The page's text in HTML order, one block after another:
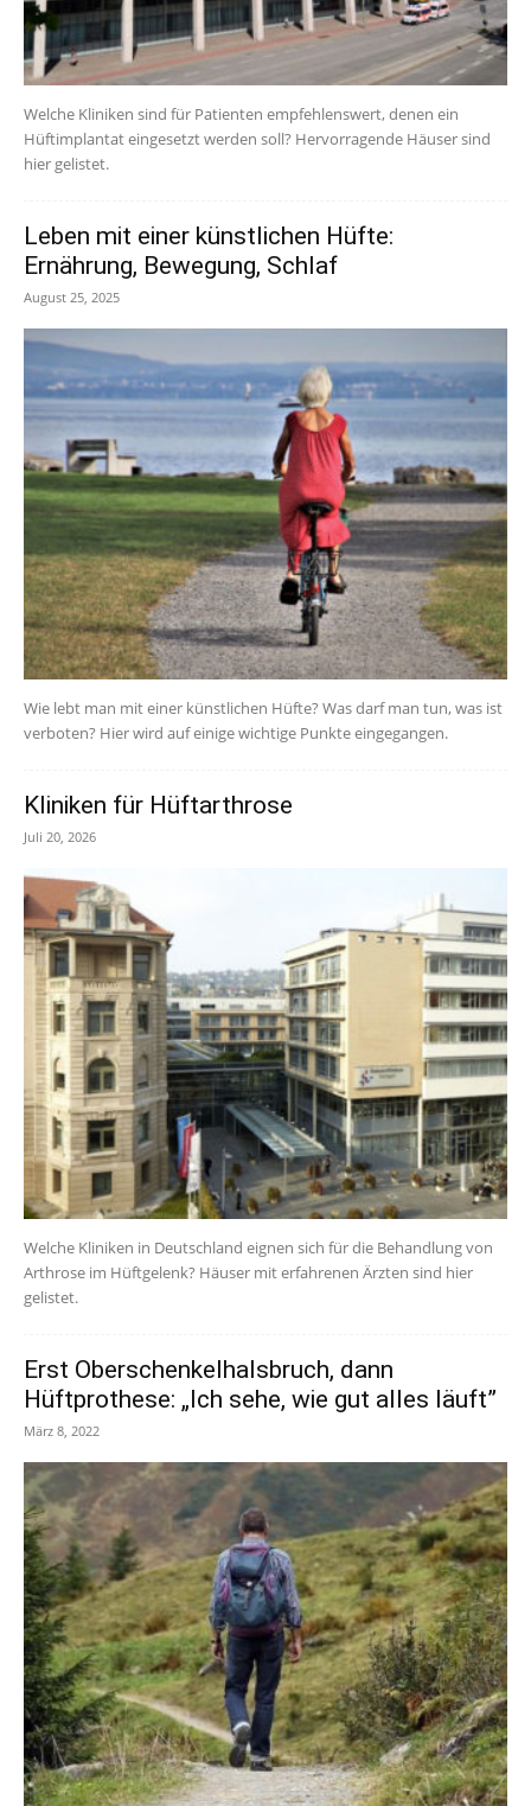
Welche Kliniken sind für Patienten empfehlenswert, denen ein
Hüftimplantat eingesetzt werden soll? Hervorragende Häuser sind
hier gelistet.
Leben mit einer künstlichen Hüfte:
Ernährung, Bewegung, Schlaf
August 25, 2025
Wie lebt man mit einer künstlichen Hüfte? Was darf man tun, was ist
verboten? Hier wird auf einige wichtige Punkte eingegangen.
Kliniken für Hüftarthrose
Juli 20, 2026
Welche Kliniken in Deutschland eignen sich für die Behandlung von
Arthrose im Hüftgelenk? Häuser mit erfahrenen Ärzten sind hier
gelistet.
Erst Oberschenkelhalsbruch, dann
Hüftprothese: „Ich sehe, wie gut alles läuft”
März 8, 2022